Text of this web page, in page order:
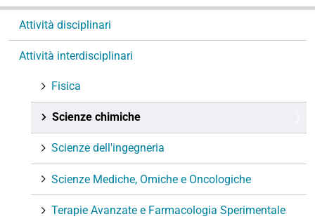
Attività disciplinari
Attività interdisciplinari
Fisica
Scienze chimiche
Scienze dell'ingegneria
Scienze Mediche, Omiche e Oncologiche
Terapie Avanzate e Farmacologia Sperimentale